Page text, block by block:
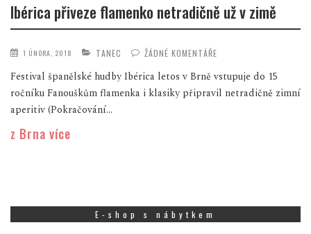
Ibérica přiveze flamenko netradičně už v zimě
1 ÚNORA, 2018 TANEC ŽÁDNÉ KOMENTÁŘE
Festival španělské hudby Ibérica letos v Brně vstupuje do 15
ročníku Fanouškům flamenka i klasiky připravil netradičně zimní
aperitiv (Pokračování...
z Brna více
E-shop s nábytkem